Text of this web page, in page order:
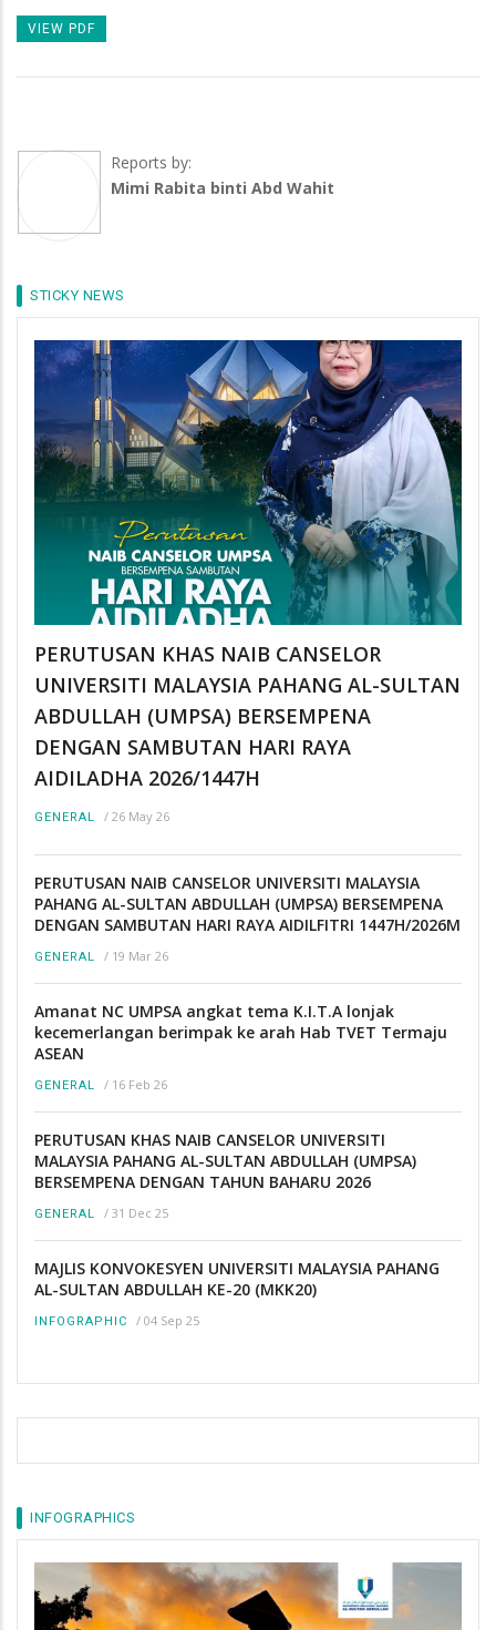
VIEW PDF
Reports by:
Mimi Rabita binti Abd Wahit
STICKY NEWS
PERUTUSAN KHAS NAIB CANSELOR
UNIVERSITI MALAYSIA PAHANG AL-SULTAN
ABDULLAH (UMPSA) BERSEMPENA
DENGAN SAMBUTAN HARI RAYA
AIDILADHA 2026/1447H
GENERAL / 26 May 26
PERUTUSAN NAIB CANSELOR UNIVERSITI MALAYSIA
PAHANG AL-SULTAN ABDULLAH (UMPSA) BERSEMPENA
DENGAN SAMBUTAN HARI RAYA AIDILFITRI 1447H/2026M
GENERAL / 19 Mar 26
Amanat NC UMPSA angkat tema K.I.T.A lonjak
kecemerlangan berimpak ke arah Hab TVET Termaju
ASEAN
GENERAL / 16 Feb 26
PERUTUSAN KHAS NAIB CANSELOR UNIVERSITI
MALAYSIA PAHANG AL-SULTAN ABDULLAH (UMPSA)
BERSEMPENA DENGAN TAHUN BAHARU 2026
GENERAL / 31 Dec 25
MAJLIS KONVOKESYEN UNIVERSITI MALAYSIA PAHANG
AL-SULTAN ABDULLAH KE-20 (MKK20)
INFOGRAPHIC / 04 Sep 25
INFOGRAPHICS